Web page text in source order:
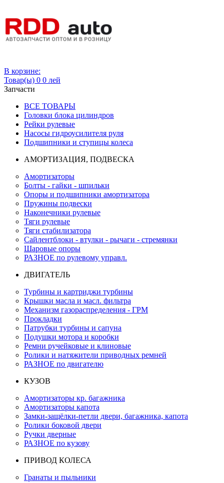
В корзине:
Товар(ы) 0 0 лей
Запчасти
ВСЕ ТОВАРЫ
Головки блока цилиндров
Рейки рулевые
Насосы гидроусилителя руля
Подшипники и ступицы колеса
АМОРТИЗАЦИЯ, ПОДВЕСКА
Амортизаторы
Болты - гайки - шпильки
Опоры и подшипники амортизатора
Пружины подвески
Наконечники рулевые
Тяги рулевые
Тяги стабилизатора
Сайлентблоки - втулки - рычаги - стремянки
Шаровые опоры
РАЗНОЕ по рулевому управл.
ДВИГАТЕЛЬ
Турбины и картриджи турбины
Крышки масла и масл. фильтра
Механизм газораспределения - ГРМ
Прокладки
Патрубки турбины и сапуна
Подушки мотора и коробки
Ремни ручейковые и клиновые
Ролики и натяжители приводных ремней
РАЗНОЕ по двигателю
КУЗОВ
Амортизаторы кр. багажника
Амортизаторы капота
Замки-защёлки-петли двери, багажника, капота
Ролики боковой двери
Ручки дверные
РАЗНОЕ по кузову
ПРИВОД КОЛЕСА
Гранаты и пыльники